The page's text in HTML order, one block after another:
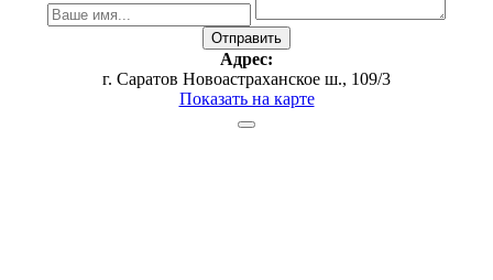
Адрес:
г. Саратов Новоастраханское ш., 109/3
Показать на карте